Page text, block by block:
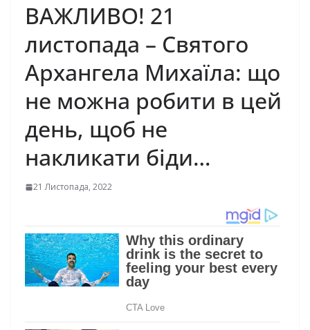
ВАЖЛИВО! 21
листопада – Святого
Архангела Михаїла: що
не можна робити в цей
день, щоб не
накликати біди…
21 Листопада, 2022